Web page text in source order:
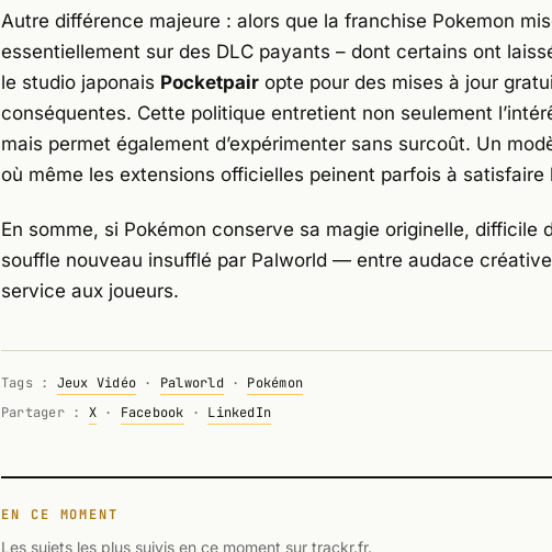
Autre différence majeure : alors que la franchise Pokemon
essentiellement sur des DLC payants – dont certains ont
le studio japonais Pocketpair opte pour des mises à jour
conséquentes. Cette politique entretient non seulement
mais permet également d’expérimenter sans surcoût. Un
où même les extensions officielles peinent parfois à satisfaire
En somme, si Pokémon conserve sa magie originelle, difficile
souffle nouveau insufflé par Palworld — entre audace
service aux joueurs.
Tags : Jeux Vidéo · Palworld · Pokémon
Partager : X· Facebook · LinkedIn
EN CE MOMENT
Les sujets les plus suivis en ce moment sur trackr.fr.